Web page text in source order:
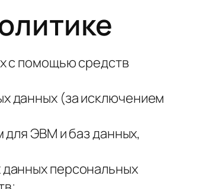
с помощью средств
данных (за исключением
для ЭВМ и баз данных,
персональных